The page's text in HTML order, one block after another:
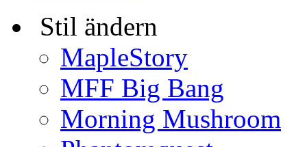
Stil ändern
MapleStory
MFF Big Bang
Morning Mushroom